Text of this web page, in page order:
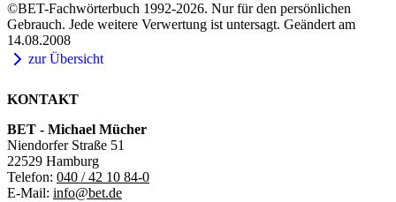
©BET-Fachwörterbuch 1992-2026. Nur für den persönlichen
Gebrauch. Jede weitere Verwertung ist untersagt. Geändert am
14.08.2008
zur Übersicht
KONTAKT
BET - Michael Mücher
Niendorfer Straße 51
22529 Hamburg
Telefon: 040 / 42 10 84-0
E-Mail: info@bet.de